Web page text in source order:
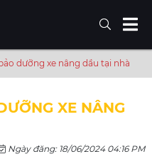
dưỡng xe nâng dầu tại nhà
XE NÂNG
Ngày đăng: 18/06/2024 04:16 PM